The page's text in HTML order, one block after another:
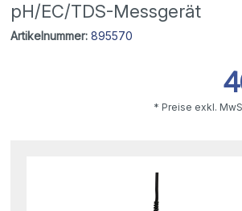
pH/EC/TDS-Messgerät
Artikelnummer: 895570
* Preise exkl.